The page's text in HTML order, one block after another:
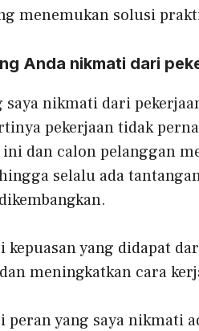
menemukan solusi
Anda nikmati dari
nikmati dari
pekerjaan tidak
dan calon pelanggan
selalu ada
kepuasan yang didapat
meningkatkan cara
peran yang saya nikmati